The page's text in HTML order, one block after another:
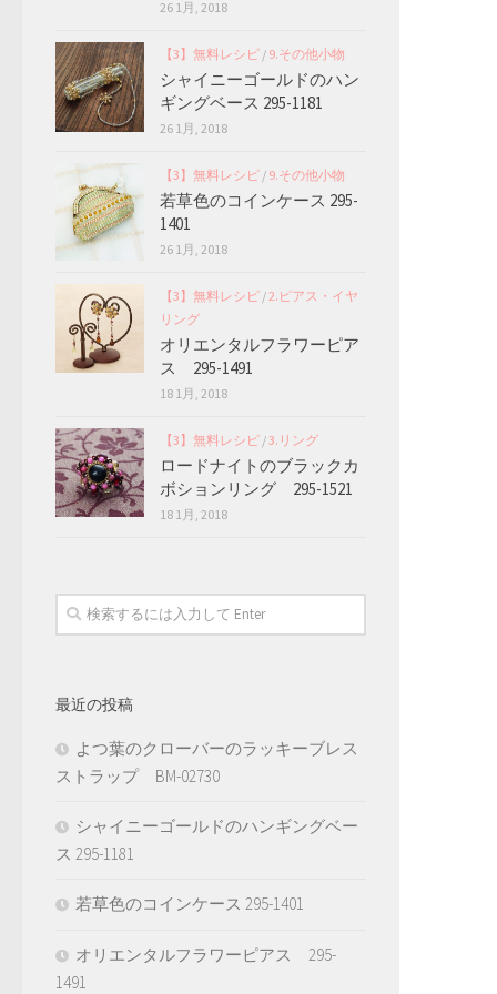
26 1月, 2018
【3】無料レシピ / 9.その他小物
シャイニーゴールドのハン
ギングベース 295-1181
26 1月, 2018
【3】無料レシピ / 9.その他小物
若草色のコインケース 295-
1401
26 1月, 2018
【3】無料レシピ /2.ピアス・イヤ
リング
オリエンタルフラワーピア
ス 295-1491
18 1月, 2018
【3】無料レシピ /3.リング
ロードナイトのブラックカ
ボションリング 295-1521
18 1月, 2018
最近の投稿
よつ葉のクローバーのラッキーブレス
ストラップ BM-02730
シャイニーゴールドのハンギングベー
ス 295-1181
若草色のコインケース 295-1401
オリエンタルフラワーピアス 295-
1491